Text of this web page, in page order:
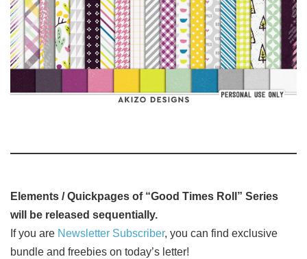
Elements / Quickpages of “Good Times Roll” Series
will be released sequentially.
If you are Newsletter Subscriber, you can find exclusive
bundle and freebies on today’s letter!